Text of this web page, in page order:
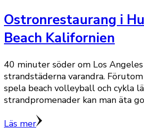
Ostronrestaurang i
Beach Kalifornien
40 minuter söder om Los
strandstäderna varandra.
spela beach volleyball och cykla
strandpromenader kan man äta
Läs mer